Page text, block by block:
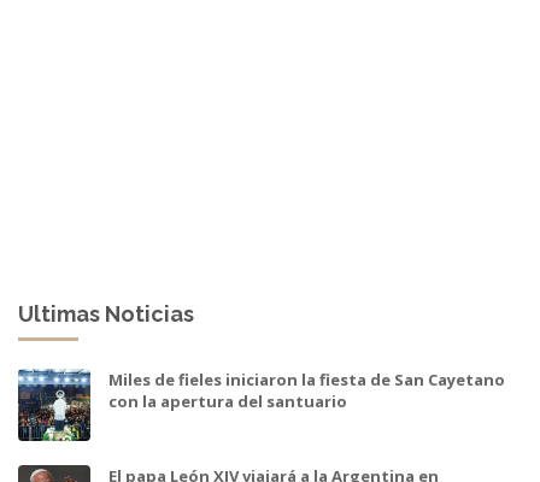
Ultimas Noticias
Miles de fieles iniciaron la fiesta de San Cayetano
con la apertura del santuario
El papa León XIV viajará a la Argentina en